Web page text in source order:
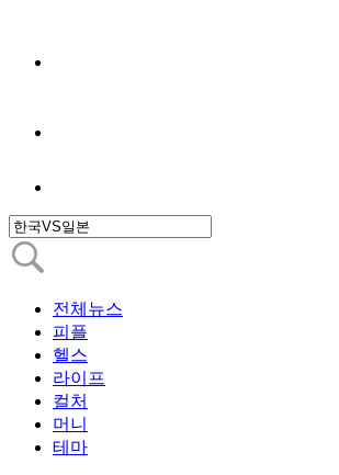
전체뉴스
피플
헬스
라이프
컬처
머니
테마